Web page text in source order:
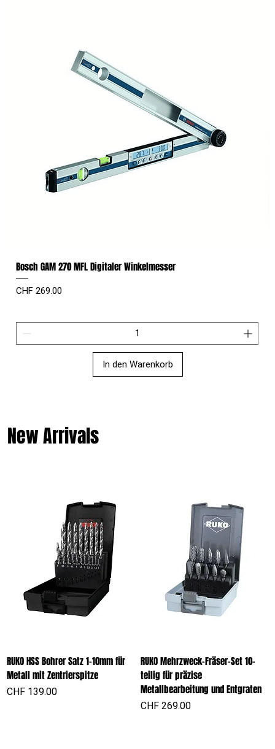
New Arrivals
RUKO HSS Bohrer Satz 1-10mm für
Metall mit Zentrierspitze
Preis
CHF 139.00
RUKO Mehrzweck-Fräser-Set 10-
teilig für präzise
Metallbearbeitung und Entgraten
Preis
CHF 269.00
Bosch GAM 270 MFL Digitaler Winkelmesser
Preis
CHF 269.00
In den Warenkorb